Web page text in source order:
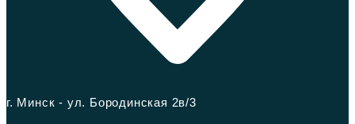
г. Минск - ул. Бородинская 2в/3